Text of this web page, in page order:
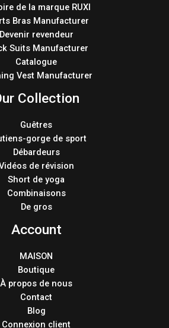
de la marque RUXI
Bras Manufacturer
Devenir revendeur
Suits Manufacturer
Catalogue
Vest Manufacturer
Collection
Guêtres
gorge de sport
Débardeurs
de révision
Short de yoga
Combinaisons
De gros
Account
MAISON
Boutique
À propos de nous
Contact
Blog
Connexion client